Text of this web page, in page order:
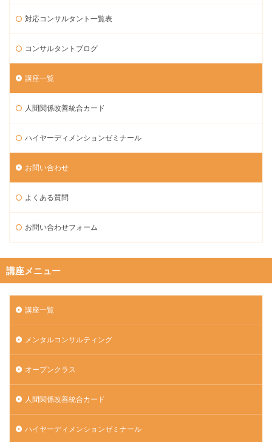
対応コンサルタント一覧表
コンサルタントブログ
講座一覧
人間関係改善統合カード
ハイヤーディメンションゼミナール
お問い合わせ
よくある質問
お問い合わせフォーム
講座メニュー
講座一覧
メンタルコンサルティング
オープンクラス
人間関係改善統合カード
ハイヤーディメンションゼミナール